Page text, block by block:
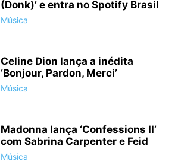
(Donk)’ e entra no Spotify Brasil
Música
Celine Dion lança a inédita
‘Bonjour, Pardon, Merci’
Música
Madonna lança ‘Confessions II’
com Sabrina Carpenter e Feid
Música